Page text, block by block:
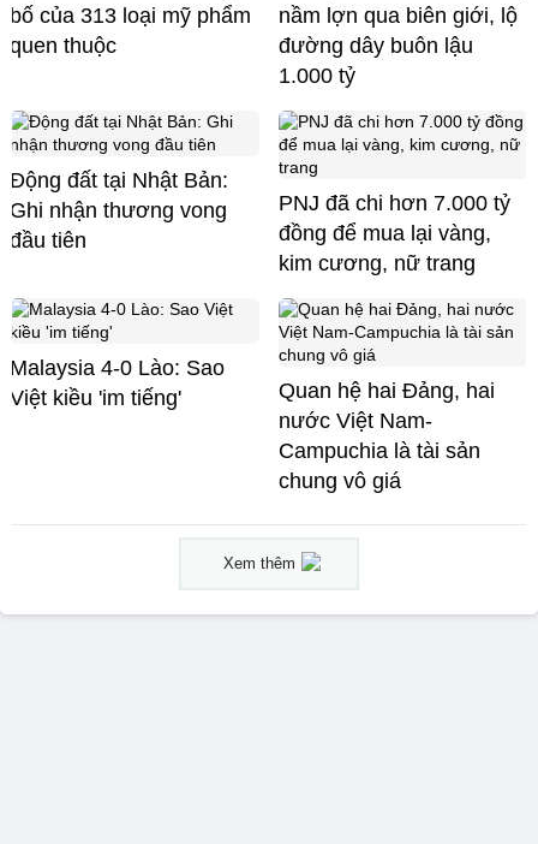
bố của 313 loại mỹ phẩm
quen thuộc
nầm lợn qua biên giới, lộ
đường dây buôn lậu
1.000 tỷ
Động đất tại Nhật Bản:
Ghi nhận thương vong
đầu tiên
PNJ đã chi hơn 7.000 tỷ
đồng để mua lại vàng,
kim cương, nữ trang
Malaysia 4-0 Lào: Sao
Việt kiều 'im tiếng'
Quan hệ hai Đảng, hai
nước Việt Nam-
Campuchia là tài sản
chung vô giá ​
Xem thêm